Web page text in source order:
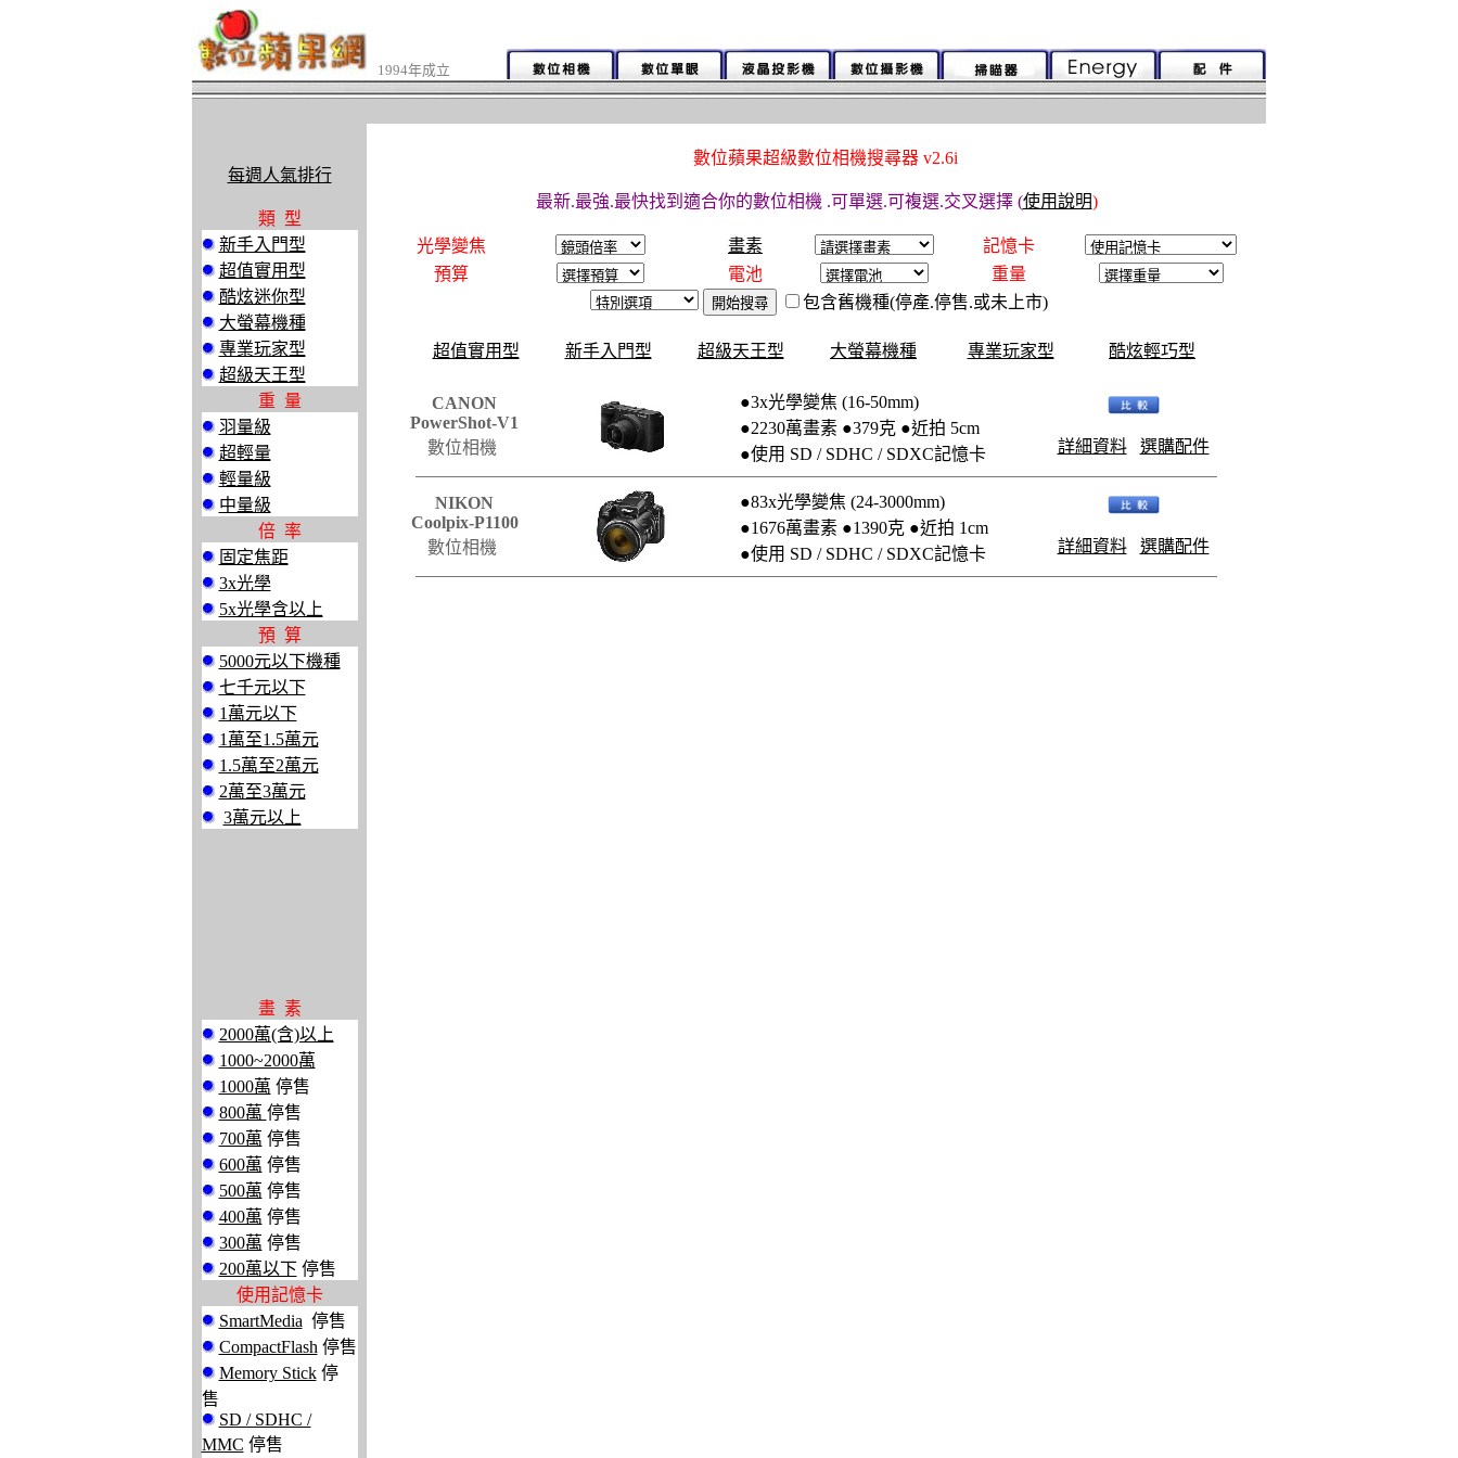
1994年成立
每週人氣排行
類 型
新手入門型
超值實用型
酷炫迷你型
大螢幕機種
專業玩家型
超級天王型
重 量
羽量級
超輕量
輕量級
中量級
倍 率
固定焦距
3x光學
5x光學含以上
預 算
5000元以下機種
七千元以下
1萬元以下
1萬至1.5萬元
1.5萬至2萬元
2萬至3萬元
3萬元以上
畫 素
2000萬(含)以上
1000~2000萬
1000萬 停售
800萬 停售
700萬 停售
600萬 停售
500萬 停售
400萬 停售
300萬 停售
200萬以下停售
使用記憶卡
SmartMedia 停售
CompactFlash 停售
Memory Stick停
售
SD / SDHC /
MMC 停售
數位蘋果超級數位相機搜尋器 v2.6i
最新.最強.最快找到適合你的數位相機 .可單選.可複選.交叉選擇 (使用說明)
光學變焦 畫素
記憶卡
預算
電池
重量
包含舊機種(停產.停售.或未上市)
超值實用型 新手入門型 超級天王型 大螢幕機種 專業玩家型 酷炫輕巧型
CANON
PowerShot-V1
數位相機
●3x光學變焦 (16-50mm)
●2230萬畫素 ●379克 ●近拍 5cm
●使用 SD / SDHC / SDXC記憶卡
詳細資料 選購配件
NIKON
Coolpix-P1100
數位相機
●83x光學變焦 (24-3000mm)
●1676萬畫素 ●1390克 ●近拍 1cm
●使用 SD / SDHC / SDXC記憶卡
詳細資料 選購配件